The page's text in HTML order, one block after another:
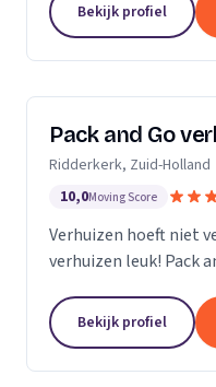
Bekijk profiel
Pack and Go
Ridderkerk, Zuid-Holland
10,0Moving Score
Verhuizen hoeft niet
verhuizen leuk! Pack
al uw verhuizingen.
Bekijk profiel